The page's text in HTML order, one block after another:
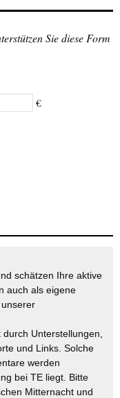
Sie diese Form
€
schätzen Ihre aktive
auch als eigene
Unterstellungen,
und Links. Solche
werden
bei TE liegt. Bitte
Mitternacht und